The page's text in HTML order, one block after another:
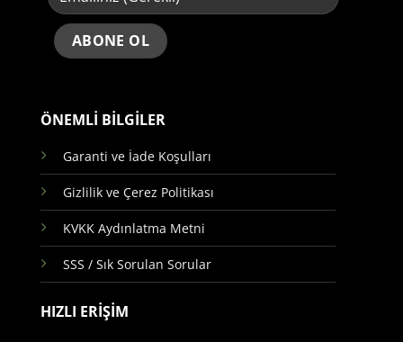
ÖNEMLİ BİLGİLER
Garanti ve İade Koşulları
Gizlilik ve Çerez Politikası
KVKK Aydınlatma Metni
SSS / Sık Sorulan Sorular
HIZLI ERİŞİM